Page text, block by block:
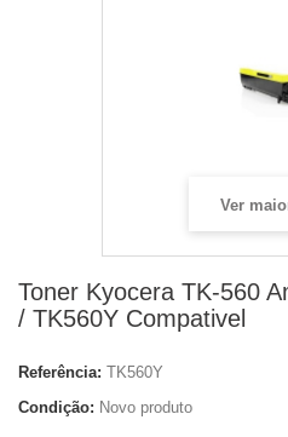
Ver
Toner Kyocera TK-560
/ TK560Y Compativel
Referência: TK560Y
Condição: Novo produto